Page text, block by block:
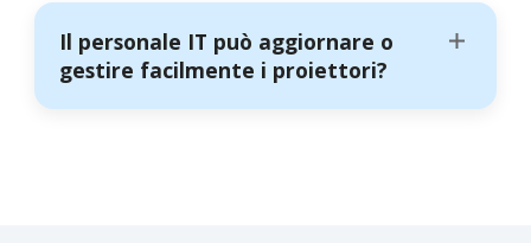
Il personale IT può aggiornare o
gestire facilmente i proiettori?